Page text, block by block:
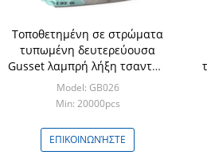
Τοποθετημένη σε στρώματα
τυπωμένη δευτερεύουσα
Gusset λαμπρή λήξη τσαντών
συσκευασίας τροφίμων της
PET
Model: GB026
Min: 20000pcs
ΕΠΙΚΟΙΝΩΝΉΣΤΕ